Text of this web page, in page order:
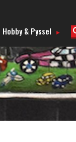
Hobby & Pyssel